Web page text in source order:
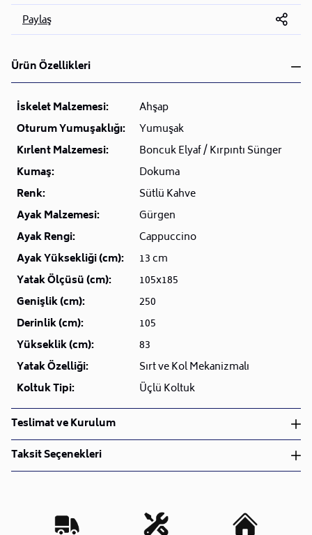
Paylaş
Ürün Özellikleri
İskelet Malzemesi:
Ahşap
Oturum Yumuşaklığı:
Yumuşak
Kırlent Malzemesi:
Boncuk Elyaf / Kırpıntı Sünger
Kumaş:
Dokuma
Renk:
Sütlü Kahve
Ayak Malzemesi:
Gürgen
Ayak Rengi:
Cappuccino
Ayak Yüksekliği (cm):
13 cm
Yatak Ölçüsü (cm):
105x185
Genişlik (cm):
250
Derinlik (cm):
105
Yükseklik (cm):
83
Yatak Özelliği:
Sırt ve Kol Mekanizmalı
Koltuk Tipi:
Üçlü Koltuk
Teslimat ve Kurulum
Teslimat ve Kurulum
• Siparişlerinizi aldıktan sonra en kısa sürede işleme
Kargo süreçlerimizi güçlü lojistik ağımızla
Taksit Seçenekleri